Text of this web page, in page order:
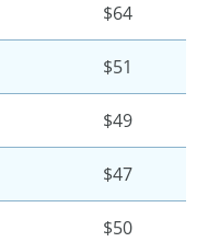
$64
$51
$49
$47
$50